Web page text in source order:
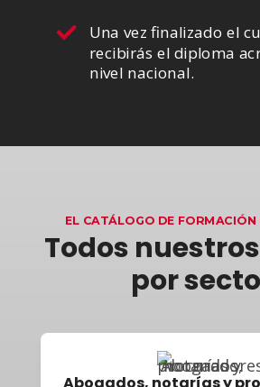
Una vez finalizado el
recibirás el diploma
nivel nacional.
EL CATÁLOGO DE
Todos
por